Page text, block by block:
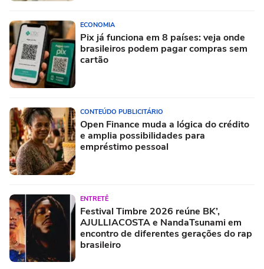
ECONOMIA
Pix já funciona em 8 países: veja onde
brasileiros podem pagar compras sem
cartão
CONTEÚDO PUBLICITÁRIO
Open Finance muda a lógica do crédito
e amplia possibilidades para
empréstimo pessoal
ENTRETÊ
Festival Timbre 2026 reúne BK’,
AJULLIACOSTA e NandaTsunami em
encontro de diferentes gerações do rap
brasileiro